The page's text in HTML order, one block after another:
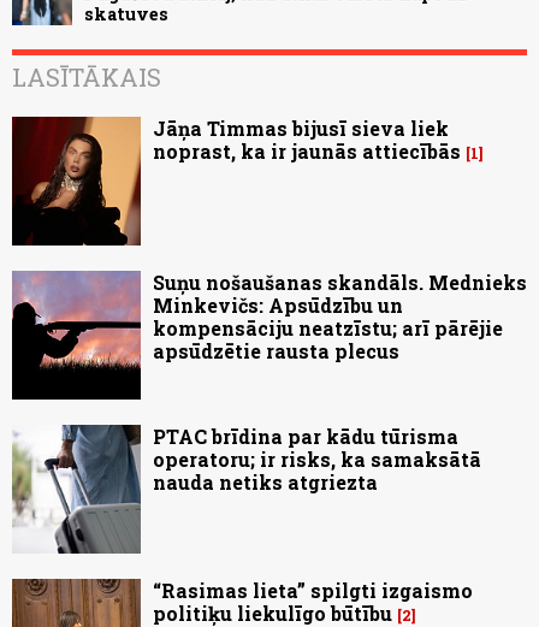
skatuves
LASĪTĀKAIS
Jāņa Timmas bijusī sieva liek
noprast, ka ir jaunās attiecībās
1
Suņu nošaušanas skandāls. Mednieks
Minkevičs: Apsūdzību un
kompensāciju neatzīstu; arī pārējie
apsūdzētie rausta plecus
PTAC brīdina par kādu tūrisma
operatoru; ir risks, ka samaksātā
nauda netiks atgriezta
“Rasimas lieta” spilgti izgaismo
politiķu liekulīgo būtību 2